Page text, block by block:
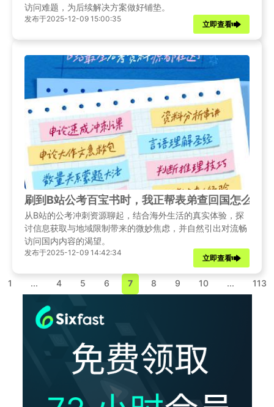
访问难题，为后续解决方案做好铺垫。
发布于2025-12-09 15:00:35
立即查看
刷到B站公考百宝书时，我正帮表弟查回国怎么追
从B站的公考冲刺资源聊起，结合海外生活的真实体验，探
讨信息获取与地域限制带来的微妙焦虑，并自然引出对流畅
访问国内内容的渴望。
发布于2025-12-09 14:42:34
立即查看
1 ... 4 5 6 7 8 9 10 ... 113